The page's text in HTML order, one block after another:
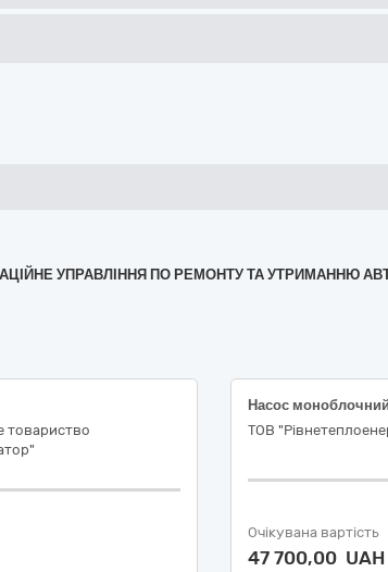
УПРАВЛІННЯ ПО РЕМОНТУ ТА УТРИМАННЮ
товариство
Насос моноблочний
ТОВ
Очікувана вартість
47 700,00 UAH